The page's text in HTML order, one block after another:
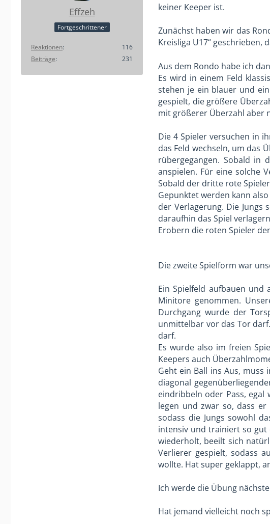
Effzeh
Fortgeschrittener
Reaktionen
116
Beiträge
231
keiner Keeper ist.
Zunächst haben wir das
Kreisliga U17“ geschrieben,
Aus dem Rondo habe ich
Es wird in einem Feld
stehen je ein blauer und
gespielt, die größere
mit größerer Überzahl aber
Die 4 Spieler versuchen in
das Feld wechseln, um das
rübergegangen. Sobald in
anspielen. Für eine solche
Sobald der dritte rote
Gepunktet werden kann
der Verlagerung. Die Jungs
daraufhin das Spiel
Erobern die roten Spieler
Die zweite Spielform war
Ein Spielfeld aufbauen
Minitore genommen.
Durchgang wurde der
unmittelbar vor das Tor
darf.
Es wurde also im freien
Keepers auch
Geht ein Ball ins Aus,
diagonal
eindribbeln oder Pass, egal
legen und zwar so, dass
sodass die Jungs sowohl
intensiv und trainiert so gut
wiederholt, beeilt sich
Verlierer gespielt, sodass
wollte. Hat super geklappt,
Ich werde die Übung
Hat jemand vielleicht noch